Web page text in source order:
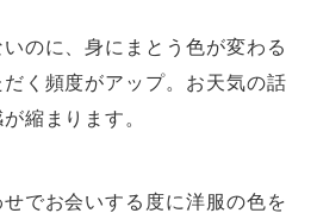
のに、身にまとう色が変わる
く頻度がアップ。お天気の話
縮まります。
でお会いする度に洋服の色を